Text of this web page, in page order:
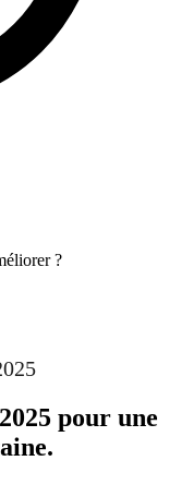
?
pour une